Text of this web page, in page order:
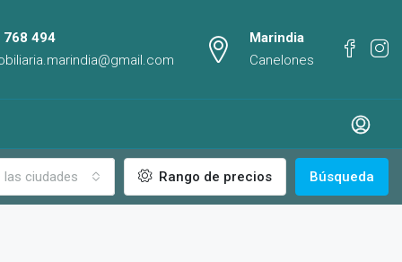
768 494
Marindia
Canelones
las ciudades Rango de precios Búsqueda